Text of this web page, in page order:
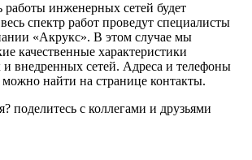
инженерных сетей будет
спектр работ проведут специалисты
«Акрукс». В этом случае мы
качественные характеристики
внедренных сетей. Адреса и телефоны
найти на странице контакты.
поделитесь с коллегами и друзьями